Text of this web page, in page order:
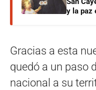
y la paz
Gracias a esta
quedó a un paso
nacional a su